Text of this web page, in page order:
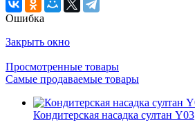
Ошибка
Закрыть окно
Просмотренные товары
Самые продаваемые товары
Кондитерская насадка султан Y03